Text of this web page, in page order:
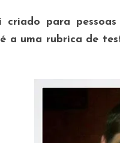
para
a uma rubrica de